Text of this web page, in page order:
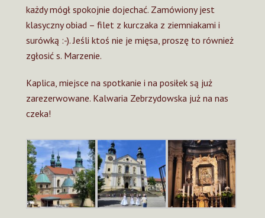
każdy mógł spokojnie dojechać. Zamówiony jest
klasyczny obiad – filet z kurczaka z ziemniakami i
surówką :-). Jeśli ktoś nie je mięsa, proszę to również
zgłosić s. Marzenie.
Kaplica, miejsce na spotkanie i na posiłek są już
zarezerwowane. Kalwaria Zebrzydowska już na nas
czeka!